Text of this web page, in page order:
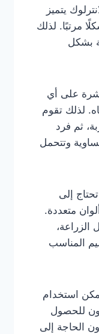
يتميز
مرتبًا. لذلك
بشكل
على أي
لذلك تقوم
ثم فرد
وتتحمل
إلى
متعددة.
المناسب
استخدام
لون للحصول
الحاجة إلى